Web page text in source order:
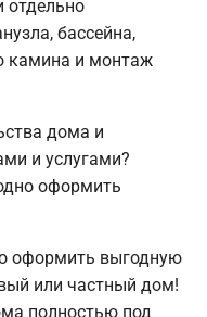
отдельно
бассейна,
камина и монтаж
дома и
и услугами?
оформить
оформить выгодную
или частный дом!
полностью под